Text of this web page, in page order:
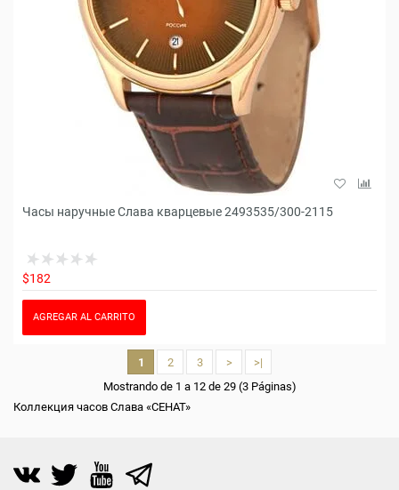
Часы наручные Слава кварцевые 2493535/300-2115
$182
AGREGAR AL CARRITO
1 2 3 >
>|
Mostrando de 1 a 12 de 29 (3 Páginas)
Коллекция часов Слава «СЕНАТ»